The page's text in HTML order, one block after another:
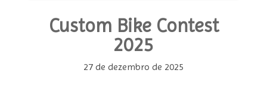
Custom Bike Contest
2025
27 de dezembro de 2025